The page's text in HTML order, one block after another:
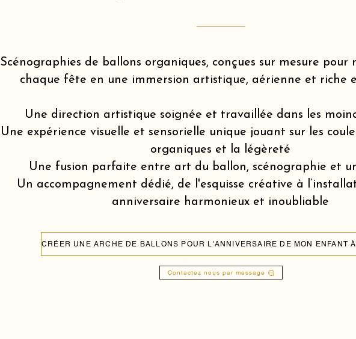
Scénographies de ballons organiques, conçues sur mesure pour
chaque fête en une immersion artistique, aérienne et riche
Une direction artistique soignée et travaillée dans les
Une expérience visuelle et sensorielle unique jouant sur les
organiques et la légèreté
Une fusion parfaite entre art du ballon, scénographie et
Un accompagnement dédié, de l'esquisse créative à
anniversaire harmonieux et inoubliable
Contactez nous par message